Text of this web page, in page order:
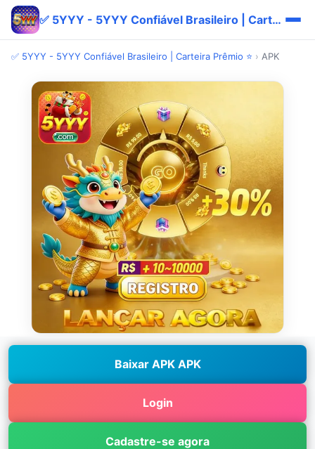
✅ 5YYY - 5YYY Confiável Brasileiro | Carteira Prêmio ⭐
✅ 5YYY - 5YYY Confiável Brasileiro | Carteira Prêmio ⭐ › APK
Baixar APK APK
Login
Cadastre-se agora